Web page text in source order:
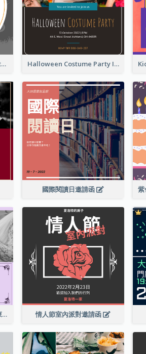
Halloween Kids Party Invitation Halloween Costume Party Invitation
國際閱讀日邀請函
紫色優雅邊框與照片結婚請柬 情人節室內派對邀請函